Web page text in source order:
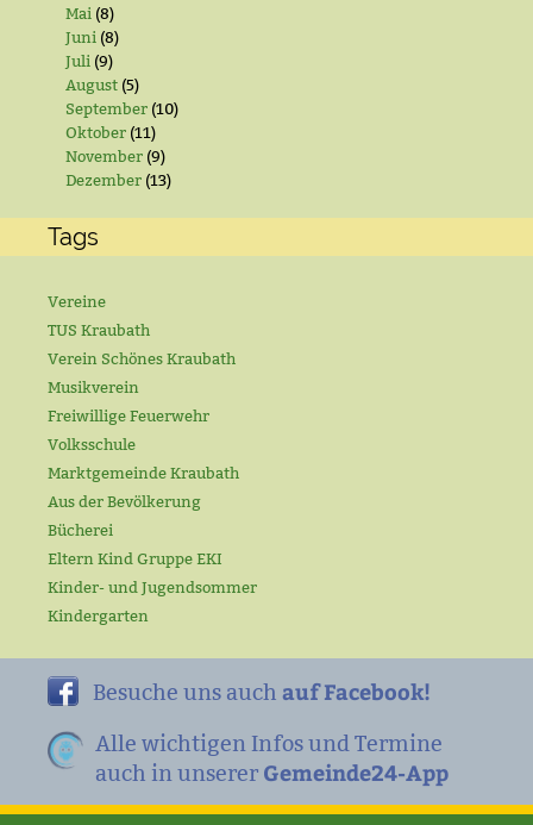
Mai (8)
Juni (8)
Juli (9)
August (5)
September (10)
Oktober (11)
November (9)
Dezember (13)
Tags
Vereine
TUS Kraubath
Verein Schönes Kraubath
Musikverein
Freiwillige Feuerwehr
Volksschule
Marktgemeinde Kraubath
Aus der Bevölkerung
Bücherei
Eltern Kind Gruppe EKI
Kinder- und Jugendsommer
Kindergarten
Besuche uns auch auf Facebook!
Alle wichtigen Infos und Termine
auch in unserer Gemeinde24-App